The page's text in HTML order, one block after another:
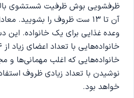
ظرفشویی بوش ظرفیت شستشوی
وعده غذایی برای یک خانواده. این
خانواده‌هایی که اغلب مهمانی‌ها و
نوشیدن با تعداد زیادی ظروف
خواهد بود.